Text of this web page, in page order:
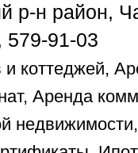
р-н район,
579-91-03
коттеджей,
Аренда